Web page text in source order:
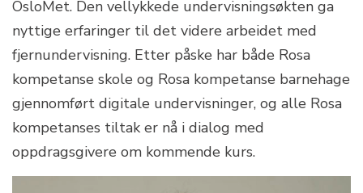
OsloMet. Den vellykkede undervisningsøkten ga
nyttige erfaringer til det videre arbeidet med
fjernundervisning. Etter påske har både Rosa
kompetanse skole og Rosa kompetanse barnehage
gjennomført digitale undervisninger, og alle Rosa
kompetanses tiltak er nå i dialog med
oppdragsgivere om kommende kurs.